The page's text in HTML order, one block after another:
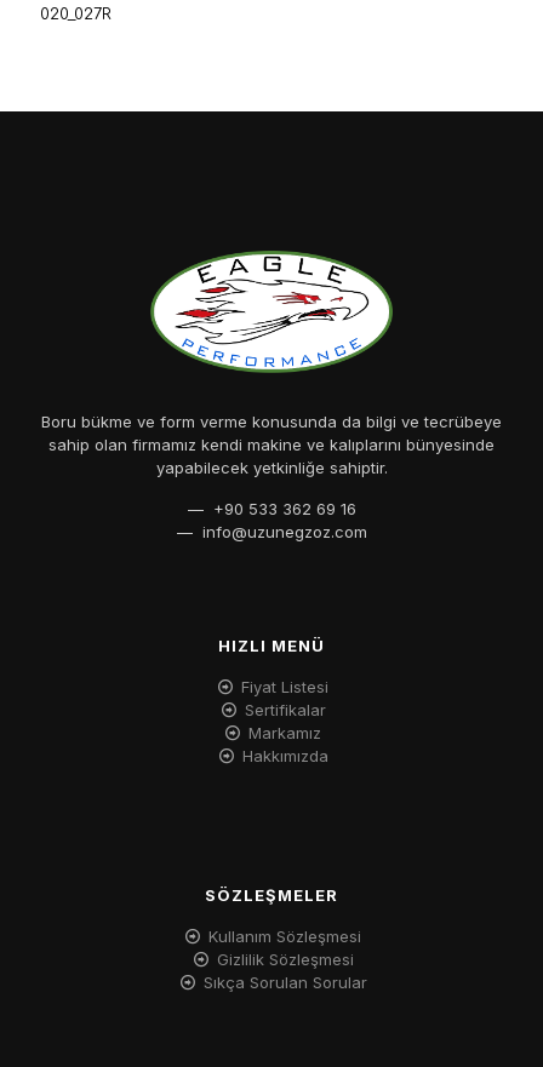
020_027R
Boru bükme ve form verme konusunda da bilgi ve tecrübeye
sahip olan firmamız kendi makine ve kalıplarını bünyesinde
yapabilecek yetkinliğe sahiptir.
— +90 533 362 69 16
— info@uzunegzoz.com
HIZLI MENÜ
Fiyat Listesi
Sertifikalar
Markamız
Hakkımızda
SÖZLEŞMELER
Kullanım Sözleşmesi
Gizlilik Sözleşmesi
Sıkça Sorulan Sorular